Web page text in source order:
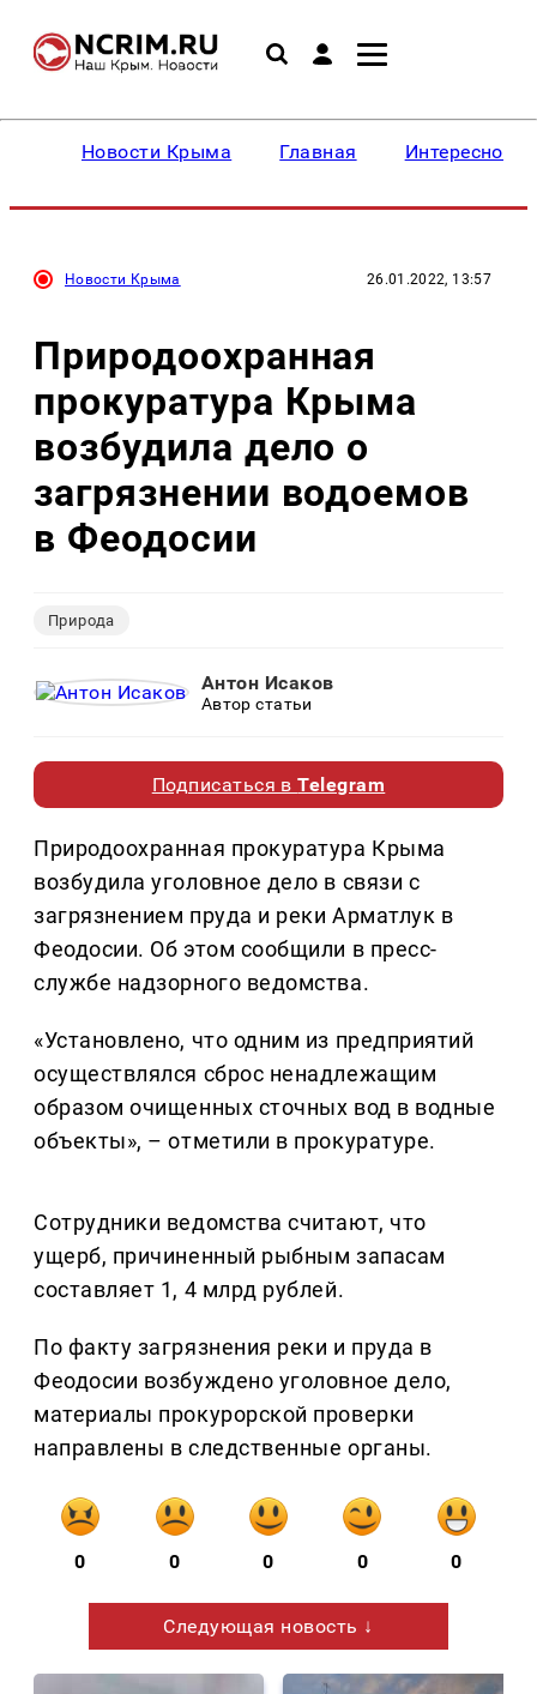
Новости Крыма Главная Интересное
Новости Крыма 26.01.2022, 13:57
Природоохранная
прокуратура Крыма
возбудила дело о
загрязнении водоемов
в Феодосии
Природа
Антон Исаков
Автор статьи
Подписаться вTelegram
Природоохранная прокуратура Крыма
возбудила уголовное дело в связи с
загрязнением пруда и реки Арматлук в
Феодосии. Об этом сообщили в пресс-
службе надзорного ведомства.
«Установлено, что одним из предприятий
осуществлялся сброс ненадлежащим
образом очищенных сточных вод в водные
объекты», – отметили в прокуратуре.
Сотрудники ведомства считают, что
ущерб, причиненный рыбным запасам
составляет 1, 4 млрд рублей.
По факту загрязнения реки и пруда в
Феодосии возбуждено уголовное дело,
материалы прокурорской проверки
направлены в следственные органы.
0 0 0 0 0
Следующая новость ↓